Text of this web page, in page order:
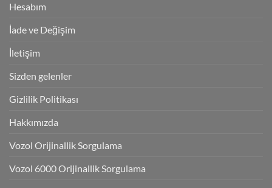
Hesabım
İade ve Değişim
İletişim
Sizden gelenler
Gizlilik Politikası
Hakkımızda
Vozol Orijinallik Sorgulama
Vozol 6000 Orijinallik Sorgulama